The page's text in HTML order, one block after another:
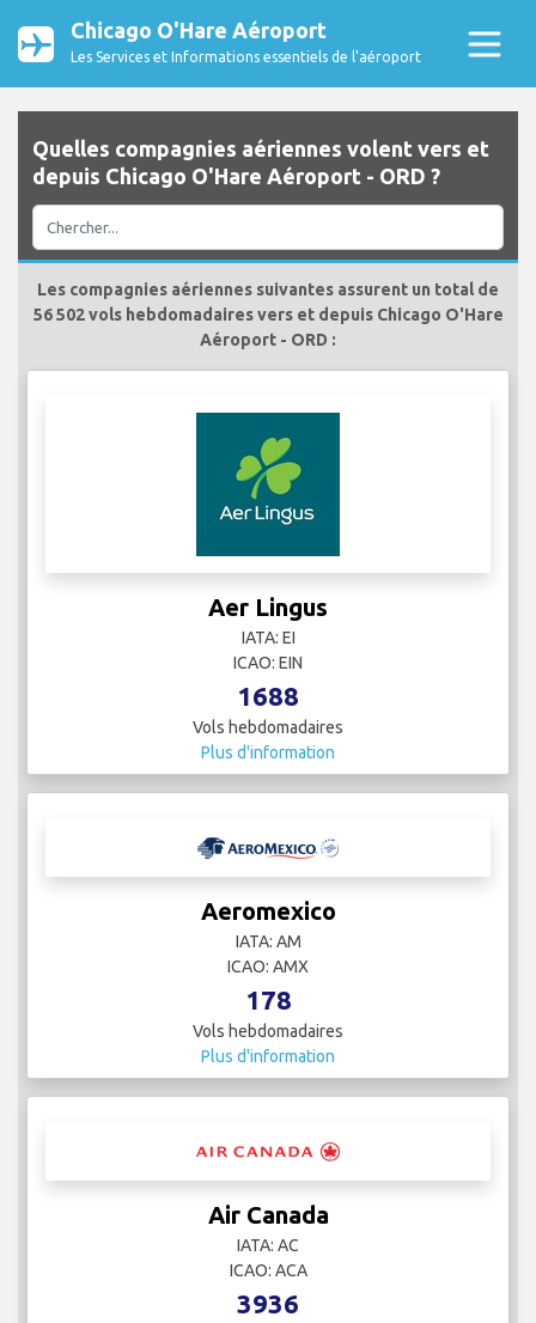
Chicago O'Hare Aéroport
Les Services et Informations essentiels de l’aéroport
Quelles compagnies aériennes volent vers et
depuis Chicago O'Hare Aéroport - ORD ?
Les compagnies aériennes suivantes assurent un total de
56 502 vols hebdomadaires vers et depuis Chicago O'Hare
Aéroport - ORD :
Aer Lingus
IATA: EI
ICAO: EIN
1688
Vols hebdomadaires
Plus d'information
Aeromexico
IATA: AM
ICAO: AMX
178
Vols hebdomadaires
Plus d'information
Air Canada
IATA: AC
ICAO: ACA
3936